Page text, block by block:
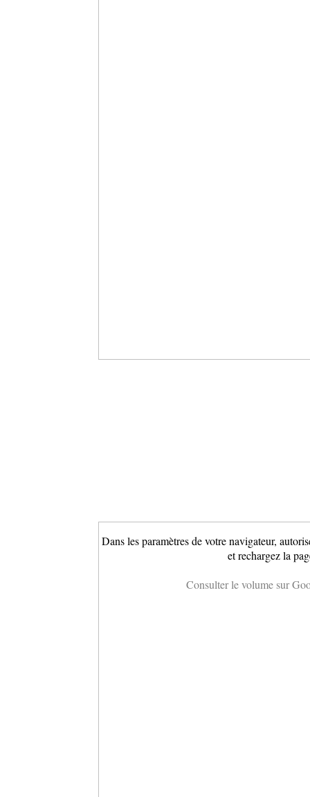
Dans les paramètres de votre navigateur,
et rechargez la
Consulter le volume sur